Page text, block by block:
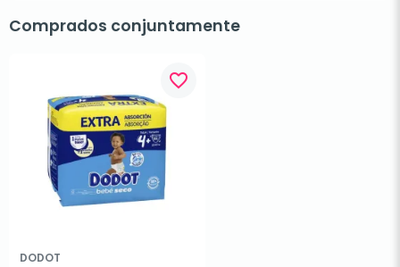
Comprados conjuntamente
favorite_border
DODOT